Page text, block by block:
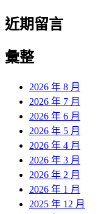
近期留言
彙整
2026 年 8 月
2026 年 7 月
2026 年 6 月
2026 年 5 月
2026 年 4 月
2026 年 3 月
2026 年 2 月
2026 年 1 月
2025 年 12 月